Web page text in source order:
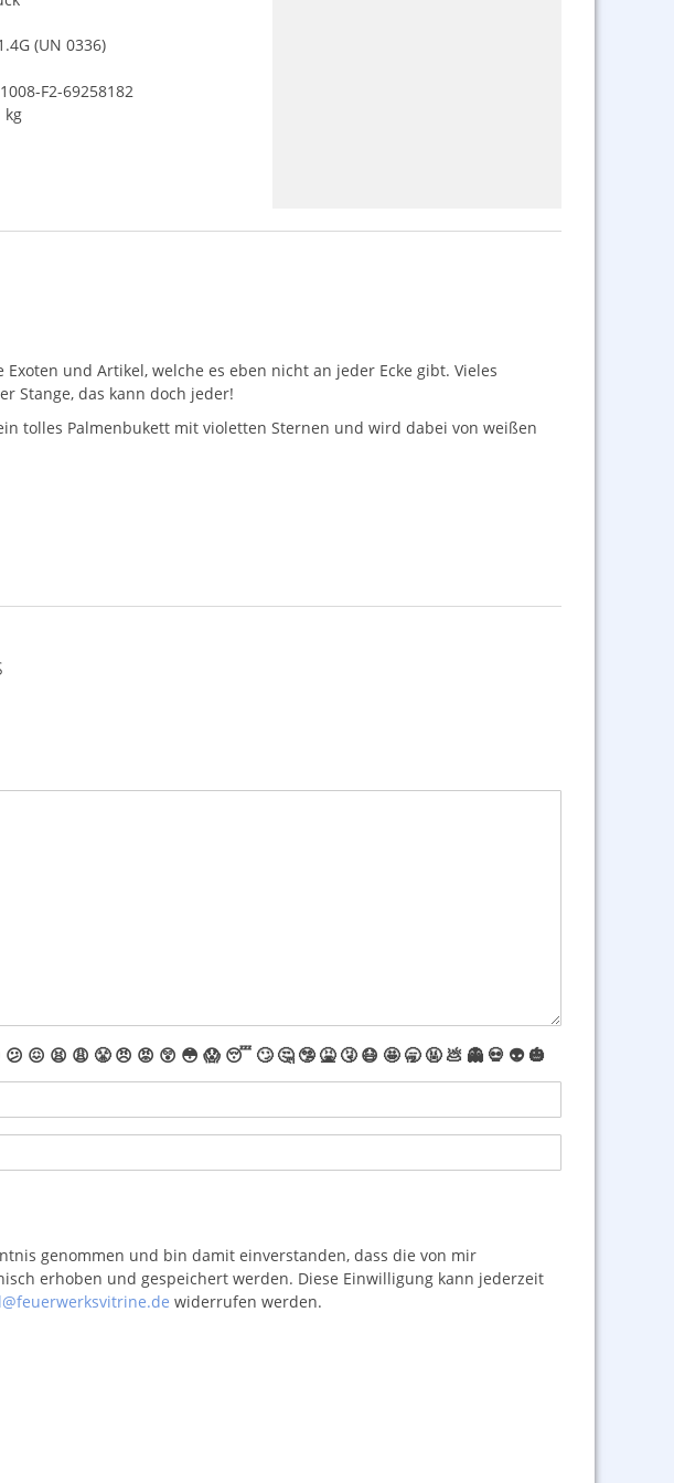
(UN 0336)
F2-69258182
kg
und Artikel, welche es eben nicht an jeder Ecke gibt. Vieles
Stange, das kann doch jeder!
tolles Palmenbukett mit violetten Sternen und wird dabei von weißen
😕 😖 😫 😩 😤 😠 😡 😲 😳 😱 😴 🙄 🤔 🤥 🤮 🤧 😷 🤩 🥱 🤬 💩 👻 💀 👽 🎃
genommen und bin damit einverstanden, dass die von mir
erhoben und gespeichert werden. Diese Einwilligung kann jederzeit
widerrufen werden.